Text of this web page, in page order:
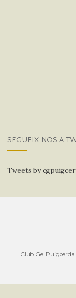
SEGUEIX-NOS A
Tweets by
Club Gel